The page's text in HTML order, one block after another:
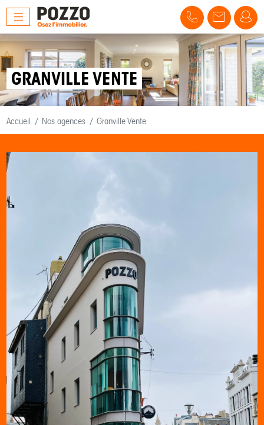
GRANVILLE VENTE
Accueil Nos agences Granville Vente